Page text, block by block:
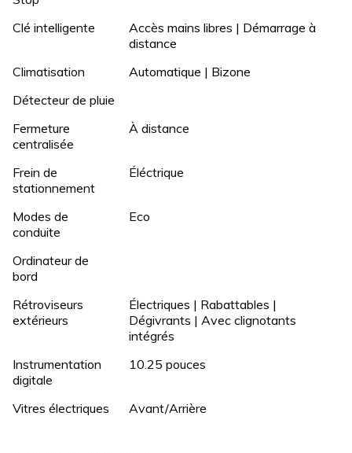
Clé intelligente
Accès mains libres | Démarrage à
distance
Climatisation
Automatique | Bizone
Détecteur de pluie
Fermeture
centralisée
À distance
Frein de
stationnement
Éléctrique
Modes de
conduite
Eco
Ordinateur de
bord
Rétroviseurs
extérieurs
Électriques | Rabattables |
Dégivrants | Avec clignotants
intégrés
Instrumentation
digitale
10.25 pouces
Vitres électriques Avant/Arrière